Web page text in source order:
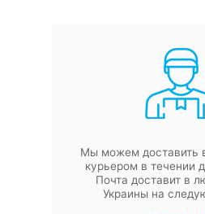
Мы можем доставить
курьером в течении
Почта доставит в
Украины на